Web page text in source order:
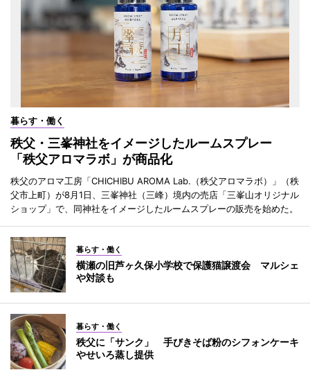
暮らす・働く
秩父・三峯神社をイメージしたルームスプレー
「秩父アロマラボ」が商品化
秩父のアロマ工房「CHICHIBU AROMA Lab.（秩父アロマラボ）」（秩
父市上町）が8月1日、三峯神社（三峰）境内の売店「三峯山オリジナル
ショップ」で、同神社をイメージしたルームスプレーの販売を始めた。
暮らす・働く
横瀬の旧芦ヶ久保小学校で保護猫譲渡会 マルシェ
や対談も
暮らす・働く
秩父に「サンク」 手びきそば粉のシフォンケーキ
やせいろ蒸し提供